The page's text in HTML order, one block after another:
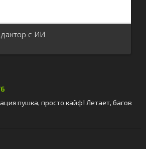
с ИИ
пушка, просто кайф! Летает, багов